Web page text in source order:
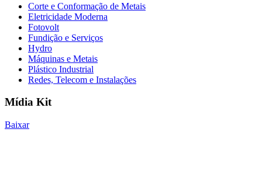
Corte e Conformação de Metais
Eletricidade Moderna
Fotovolt
Fundição e Serviços
Hydro
Máquinas e Metais
Plástico Industrial
Redes, Telecom e Instalações
Mídia Kit
Baixar